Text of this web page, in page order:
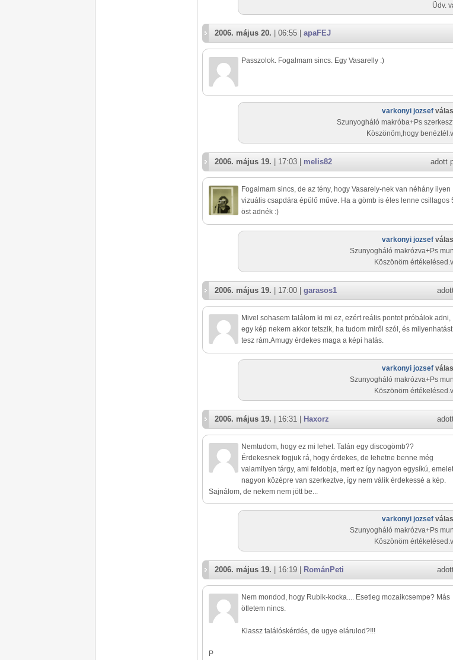
Üdv.
2006. május 20. | 06:55 | apaFEJ
Passzolok. Fogalmam sincs. Egy Vasarelly :)
varkonyi jozsef
Szunyogháló makróba+Ps
Köszönöm,hogy
adott
2006. május 19. | 17:03 | melis82
Fogalmam sincs, de az tény, hogy Vasarely-nek van néhány ilyen
vizuális csapdára épülő műve. Ha a gömb is éles lenne csillagos
öst adnék :)
varkonyi jozsef
Szunyogháló makrózva+Ps
Köszönöm
2006. május 19. | 17:00 | garasos1
Mivel sohasem találom ki mi ez, ezért reális pontot próbálok adni,
egy kép nekem akkor tetszik, ha tudom miről szól, és milyenhatást
tesz rám.Amugy érdekes maga a képi hatás.
varkonyi jozsef
Szunyogháló makrózva+Ps
Köszönöm
2006. május 19. | 16:31 | Haxorz
Nemtudom, hogy ez mi lehet. Talán egy discogömb??
Érdekesnek fogjuk rá, hogy érdekes, de lehetne benne még
valamilyen tárgy, ami feldobja, mert ez így nagyon egysíkú,
nagyon középre van szerkeztve, így nem válik érdekessé a kép.
Sajnálom, de nekem nem jött be...
varkonyi jozsef
Szunyogháló makrózva+Ps
Köszönöm
2006. május 19. | 16:19 | RománPeti
Nem mondod, hogy Rubik-kocka.... Esetleg mozaikcsempe? Más
ötletem nincs.
Klassz találóskérdés, de ugye elárulod?!!!
P